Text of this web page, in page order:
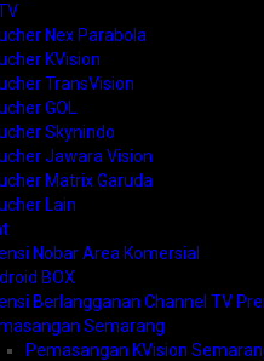
Nex Parabola
KVision
TransVision
GOL
Skynindo
Jawara Vision
Matrix Garuda
Lain
Nobar Area Komersial
BOX
Berlangganan Channel TV
Semarang
Pemasangan KVision